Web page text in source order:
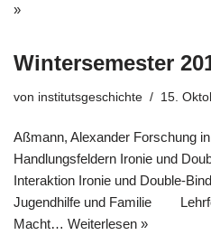
»
Wintersemester
von institutsgeschichte 15.
Aßmann, Alexander Forschung
Handlungsfeldern Ironie und
Interaktion Ironie und Double-
Jugendhilfe und Familie
Macht… Weiterlesen »